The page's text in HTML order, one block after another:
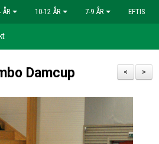
ÅR 10-12 ÅR 7-9 ÅR EFTIS
>
<
Damcup